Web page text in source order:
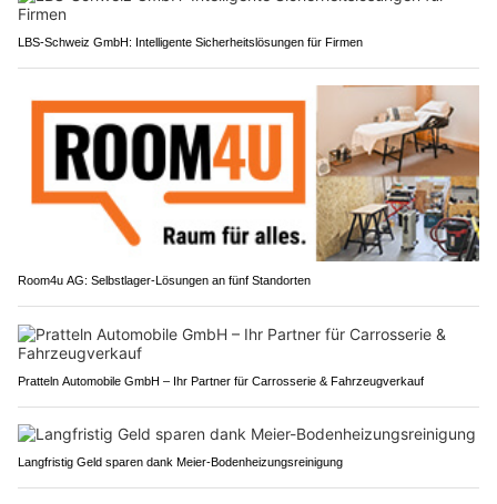
LBS-Schweiz GmbH: Intelligente Sicherheitslösungen für Firmen
Room4u AG: Selbstlager-Lösungen an fünf Standorten
Pratteln Automobile GmbH – Ihr Partner für Carrosserie & Fahrzeugverkauf
Langfristig Geld sparen dank Meier-Bodenheizungsreinigung